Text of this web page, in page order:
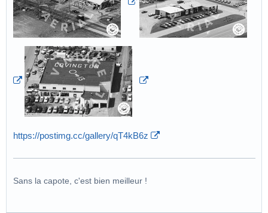
https://postimg.cc/gallery/qT4kB6z
Sans la capote, c'est bien meilleur !